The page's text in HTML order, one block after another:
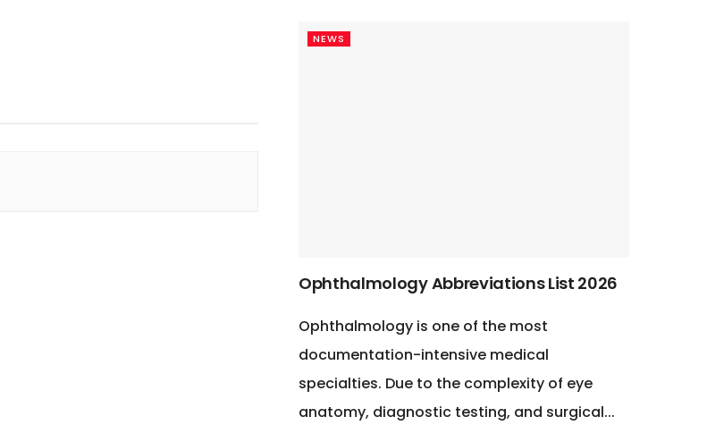
NEWS
Ophthalmology Abbreviations List 2026
Ophthalmology is one of the most
documentation-intensive medical
specialties. Due to the complexity of eye
anatomy, diagnostic testing, and surgical...